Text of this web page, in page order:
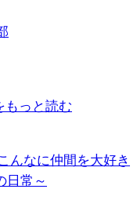
もっと読む
んなに仲間を大好き
日常～